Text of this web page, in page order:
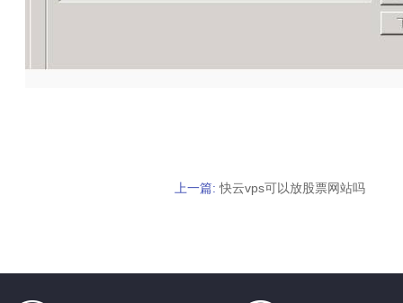
上一篇: 快云vps可以放股票网站吗